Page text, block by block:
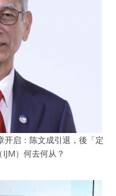
开启：陈文成引退，後「定
）何去何从？